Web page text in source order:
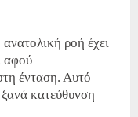
ανατολική ροή έχει
αφού
ένταση. Αυτό
ξανά κατεύθυνση